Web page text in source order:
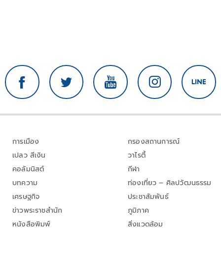
การเมือง
เปลว สีเงิน
คอลัมนิสต์
บทความ
เศรษฐกิจ
ข่าวพระราชสำนัก
หนังสือพิมพ์
กรองสถานการณ์
วาไรตี้
กีฬา
ท่องเที่ยว – ศิลปวัฒนธรรม
ประชาสัมพันธ์
ภูมิภาค
สิ่งแวดล้อม